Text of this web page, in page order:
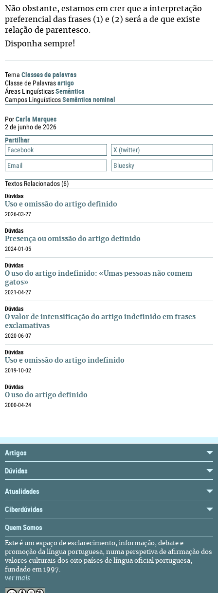
PorCarla Marques
2 de junho de 2026
Partilhar
Facebook
X (twitter)
Email
Bluesky
Textos Relacionados(6)
Dúvidas
Uso e omissão do artigo definido
2026-03-27
Dúvidas
Presença ou omissão do artigo definido
2024-01-05
Dúvidas
O uso do artigo indefinido: «Umas pessoas não comem
gatos»
2021-04-27
Dúvidas
O valor de intensificação do artigo indefinido em frases
exclamativas
2020-06-07
Dúvidas
Uso e omissão do artigo indefinido
2019-10-02
Dúvidas
O uso do artigo definido
2000-04-24
Não obstante, estamos em crer que a interpretação
preferencial das frases (1) e (2) será a de que existe
relação de parentesco.
Disponha sempre!
Tema Classes de palavras
Classe de Palavrasartigo
Áreas LinguísticasSemântica
Campos LinguísticosSemântica nominal
Artigos
Dúvidas
Atualidades
Ciberdúvidas
Quem Somos
Este é um espaço de esclarecimento, informação, debate e
promoção da língua portuguesa, numa perspetiva de afirmação dos
valores culturais dos oito países de língua oficial portuguesa,
fundado em 1997.
ver mais